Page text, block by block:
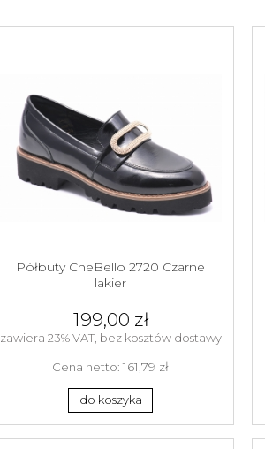
Półbuty CheBello 2720 Czarne
lakier
199,00 zł
zawiera 23% VAT, bez kosztów dostawy
Cena netto:161,79 zł
do koszyka